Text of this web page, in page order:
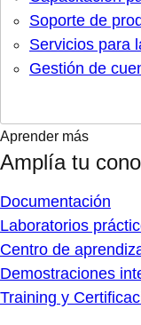
Soporte de
Servicios para
Gestión de
Aprender más
Amplía tu
Documentación
Laboratorios
Centro de
Demostraciones
Training y